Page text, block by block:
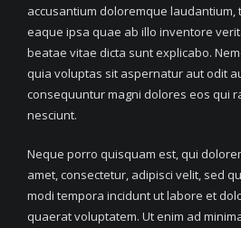
accusantium doloremque laudantium,
eaque ipsa quae ab illo inventore
beatae vitae dicta sunt explicabo.
quia voluptas sit aspernatur aut odit
consequuntur magni dolores eos qui
nesciunt.
Neque porro quisquam est, qui
amet, consectetur, adipisci velit, sed
modi tempora incidunt ut labore et
quaerat voluptatem. Ut enim ad